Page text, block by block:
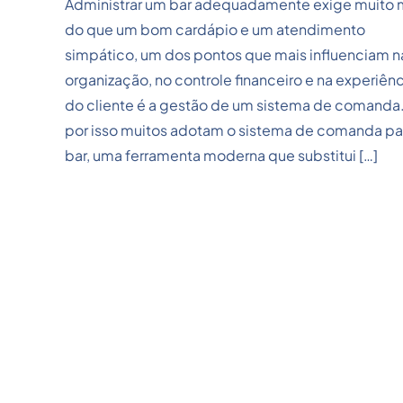
do que um bom cardápio e um atendimento
simpático, um dos pontos que mais influenciam
organização, no controle financeiro e na
do cliente é a gestão de um sistema de
por isso muitos adotam o sistema de comanda
bar, uma ferramenta moderna que substitui […]